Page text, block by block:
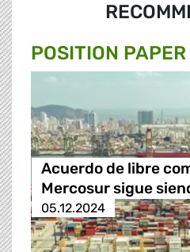
POSITION PAPER
Acuerdo de libre
Mercosur sigue
05.12.2024